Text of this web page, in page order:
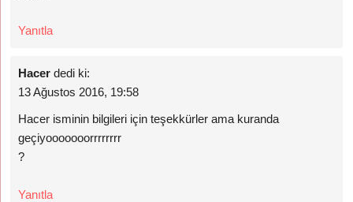
Yanıtla
Hacer dedi ki:
13 Ağustos 2016, 19:58
Hacer isminin bilgileri için teşekkürler ama kuranda
geçiyooooooorrrrrrrr
?
Yanıtla